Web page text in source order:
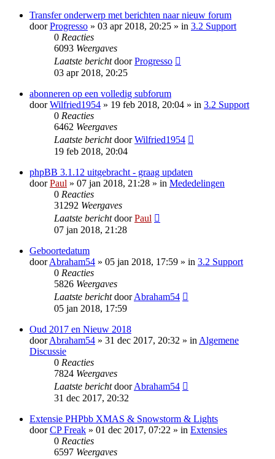
Transfer onderwerp met berichten naar nieuw forum
doorProgresso » 03 apr 2018, 20:25 » in 3.2 Support
0 Reacties
6093 Weergaves
Laatste berichtdoorProgresso
03 apr 2018, 20:25
abonneren op een volledig subforum
doorWilfried1954 » 19 feb 2018, 20:04 » in 3.2 Support
0 Reacties
6462 Weergaves
Laatste berichtdoorWilfried1954
19 feb 2018, 20:04
phpBB 3.1.12 uitgebracht - graag updaten
doorPaul » 07 jan 2018, 21:28 » in Mededelingen
0 Reacties
31292 Weergaves
Laatste berichtdoorPaul
07 jan 2018, 21:28
Geboortedatum
doorAbraham54 » 05 jan 2018, 17:59 » in 3.2 Support
0 Reacties
5826 Weergaves
Laatste berichtdoorAbraham54
05 jan 2018, 17:59
Oud 2017 en Nieuw 2018
doorAbraham54 » 31 dec 2017, 20:32 » inAlgemene
Discussie
0 Reacties
7824 Weergaves
Laatste berichtdoorAbraham54
31 dec 2017, 20:32
Extensie PHPbb XMAS & Snowstorm & Lights
doorCP Freak » 01 dec 2017, 07:22 » in Extensies
0 Reacties
6597 Weergaves